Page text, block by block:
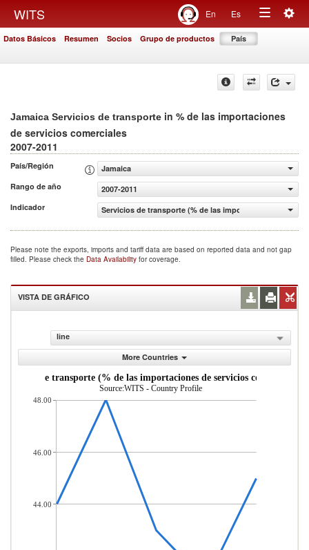
WITS En Es
Toggle
Datos Básicos Resumen Socios Grupo de productos País
Jamaica Servicios de transporte in % de las importaciones
de servicios comerciales
2007-2011
País/Región
Jamaica
Rango de año
2007-2011
Indicador
Servicios de transporte (% de las importaciones de
Please note the exports, imports and tariff data are based on reported data and not gap
filled. Please check the Data Availability for coverage.
VISTA DE GRÁFICO
line
More Countries
Servicios de transporte (% de las importaciones de servicios comerciales)
Source:WITS - Country Profile
48.00
46.00
44.00